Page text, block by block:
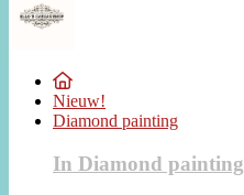
Nieuw!
Diamond painting
In Diamond painting